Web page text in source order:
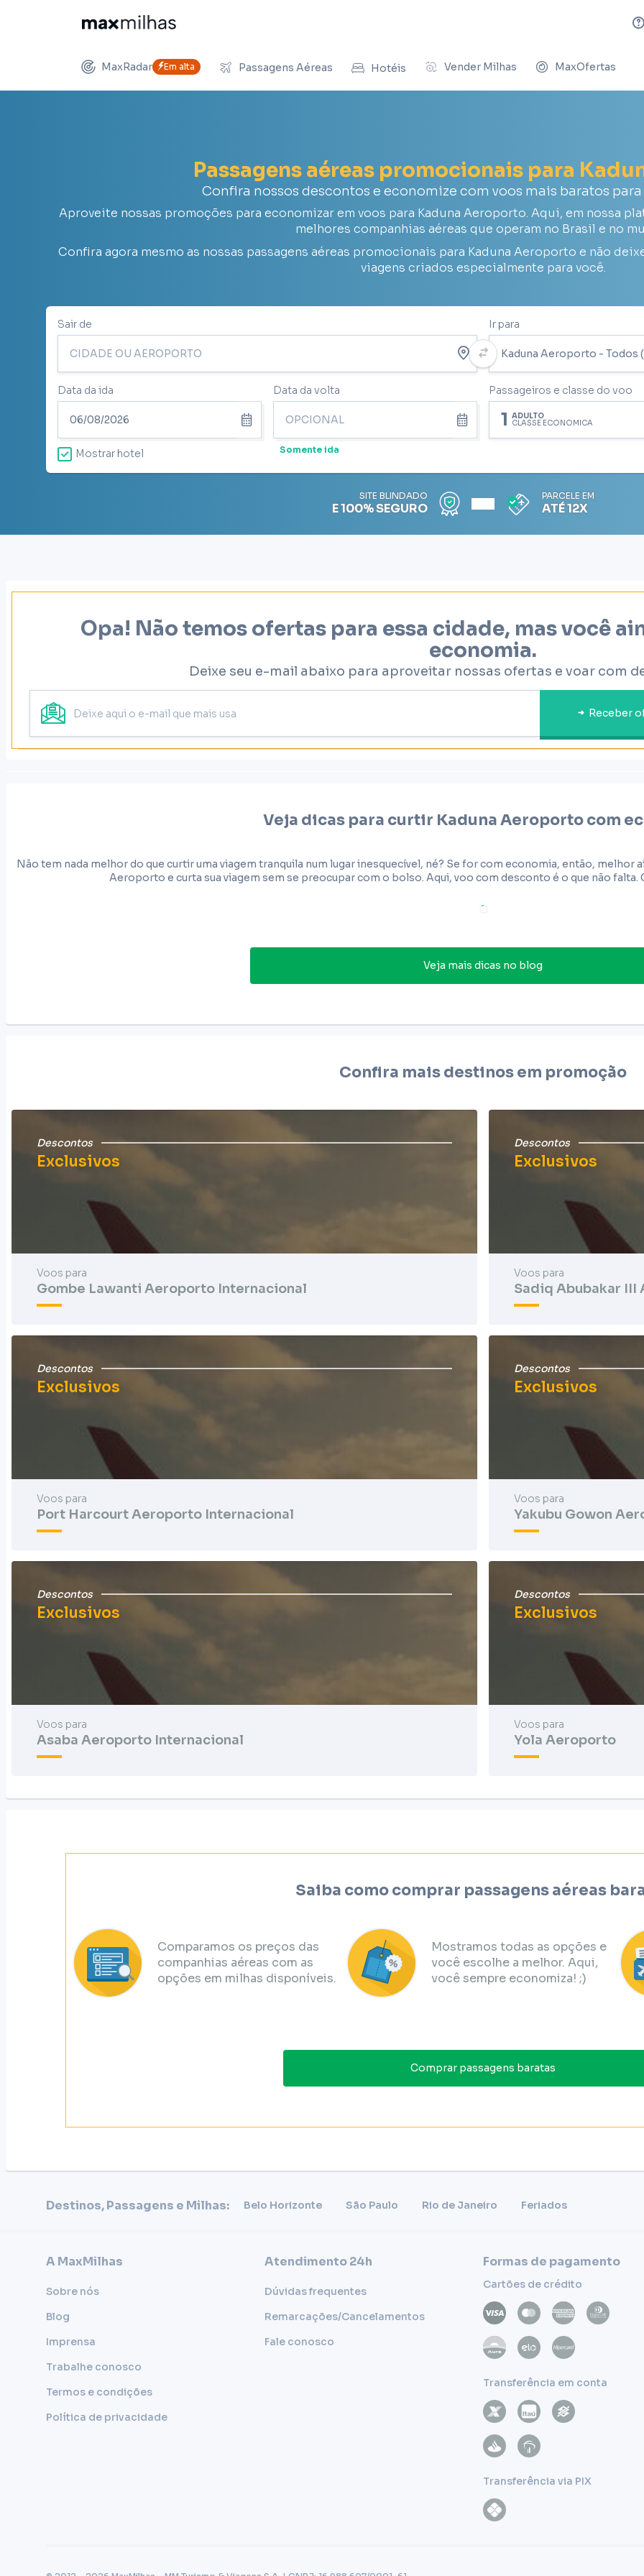
MaxRadar Em alta Passagens Aéreas Hotéis Vender Milhas MaxOfertas
Passagens aéreas promocionais para
Confira nossos descontos e economize com voos mais baratos
Aproveite nossas promoções para economizar em voos para Kaduna Aeroporto. Aqui, em nossa
melhores companhias aéreas que operam no Brasil e no
Confira agora mesmo as nossas passagens aéreas promocionais para Kaduna Aeroporto e não
viagens criados especialmente para você.
Sair de Ir para
Data da ida Data da volta
Somente ida
Mostrar hotel
Passageiros e classe do voo
1 ADULTO
CLASSE ECONÔMICA
SITE BLINDADO
E 100% SEGURO
PARCELE EM
ATÉ 12X
Opa! Não temos ofertas para essa cidade, mas você
economia.
Deixe seu e-mail abaixo para aproveitar nossas ofertas e voar com
Receber
Veja dicas para curtir Kaduna Aeroportocom
Não tem nada melhor do que curtir uma viagem tranquila num lugar inesquecível, né? Se for com economia, então, melhor
Aeroporto e curta sua viagem sem se preocupar com o bolso. Aqui, voo com desconto é o que não falta.
Veja mais dicas no blog
Confira mais destinos em promoção
Descontos
Exclusivos
Voos para
Gombe Lawanti Aeroporto Internacional
Descontos
Exclusivos
Voos para
Sadiq Abubakar
Descontos
Exclusivos
Voos para
Port Harcourt Aeroporto Internacional
Descontos
Exclusivos
Voos para
Yakubu Gowon
Descontos
Exclusivos
Voos para
Asaba Aeroporto Internacional
Descontos
Exclusivos
Voos para
Yola Aeroporto
Saiba como comprar passagens aéreas
Comparamos os preços das
companhias aéreas com as
opções em milhas disponíveis.
Mostramos todas as opções e
você escolhe a melhor. Aqui,
você sempre economiza! ;)
Comprar passagens baratas
Destinos, Passagens e Milhas: Belo Horizonte São Paulo Rio de Janeiro Feriados
A MaxMilhas
Sobre nós
Blog
Imprensa
Trabalhe conosco
Termos e condições
Política de privacidade
Atendimento 24h
Dúvidas frequentes
Remarcações/Cancelamentos
Fale conosco
Formas de pagamento
Cartões de crédito
Transferência em conta
Transferência via PIX